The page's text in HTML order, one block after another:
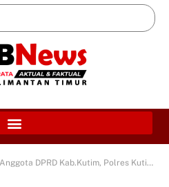
Kab.Kutim, Polres Kutim Siagakan Personel Pengamanan